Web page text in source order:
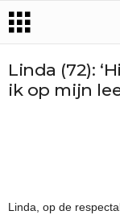
Linda (72):
ik op mijn
Linda, op de